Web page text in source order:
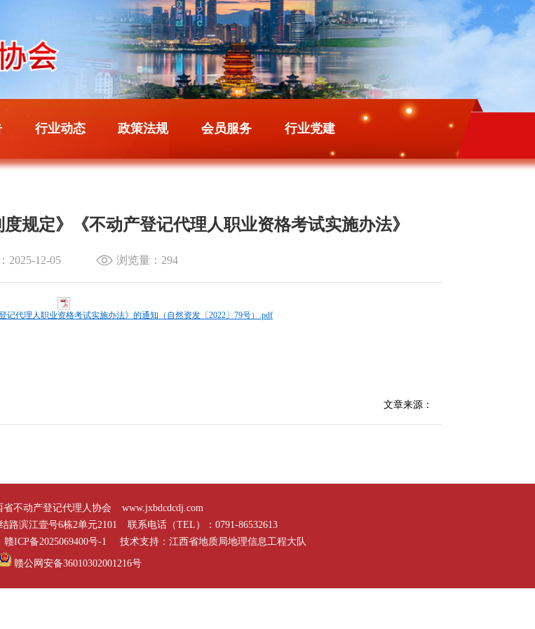
行业动态 政策法规 会员服务 行业党建
规定》《不动产登记代理人职业资格考试实施办法》
2025-12-05 浏览量： 294
代理人职业资格考试实施办法》的通知（自然资发〔2022〕79号）.pdf
文章来源：
省不动产登记代理人协会
www.jxbdcdcdj.com
路滨江壹号6栋2单元2101
联系电话（TEL）：0791-86532613
ICP备2025069400号-1 技术支持：江西省地质局地理信息工程大队
赣公网安备36010302001216号